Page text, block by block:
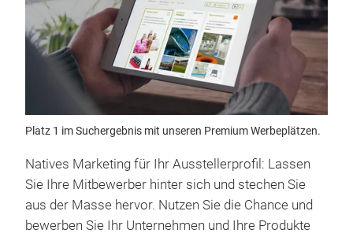
Platz 1 im Suchergebnis mit unseren Premium Werbeplätzen.
Natives Marketing für Ihr Ausstellerprofil: Lassen
Sie Ihre Mitbewerber hinter sich und stechen Sie
aus der Masse hervor. Nutzen Sie die Chance und
bewerben Sie Ihr Unternehmen und Ihre Produkte